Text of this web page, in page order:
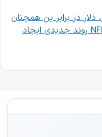
دلار در برابر ین همچنان
قدرتمند است؛ آیا گزارش NFP روند جدیدی ایجاد